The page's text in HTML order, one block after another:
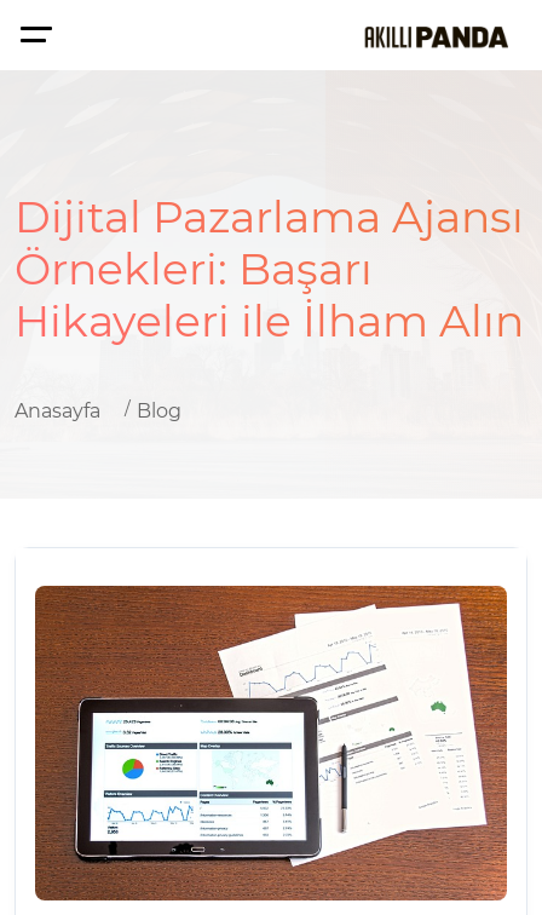
Dijital Pazarlama Ajansı
Örnekleri: Başarı
Hikayeleri ile İlham Alın
Anasayfa Blog